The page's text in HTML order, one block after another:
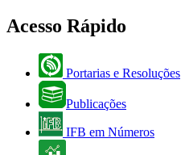
Acesso Rápido
Portarias e Resoluções
Publicações
IFB em Números